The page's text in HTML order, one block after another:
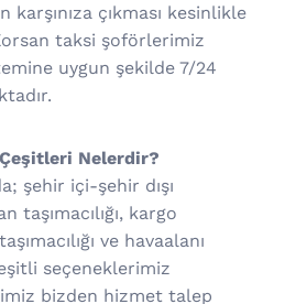
çıkması kesinlikle
taksi şoförlerimiz
uygun şekilde 7/24
Nelerdir?
şehir içi-şehir dışı
taşımacılığı, kargo
ve havaalanı
seçeneklerimiz
bizden hizmet talep